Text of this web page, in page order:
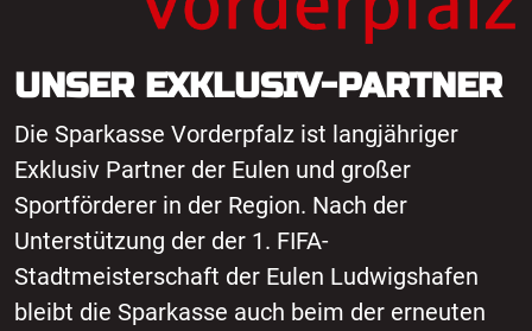
UNSER EXKLUSIV-PARTNER
Die Sparkasse Vorderpfalz ist langjähriger
Exklusiv Partner der Eulen und großer
Sportförderer in der Region. Nach der
Unterstützung der der 1. FIFA-
Stadtmeisterschaft der Eulen Ludwigshafen
bleibt die Sparkasse auch beim der erneuten